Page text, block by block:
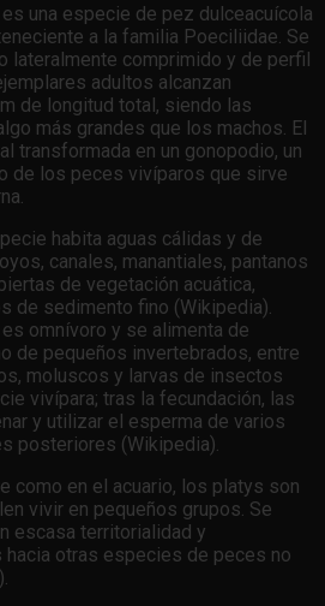
es una especie de pez dulceacuícola
a la familia Poeciliidae. Se
lateralmente comprimido y de perfil
adultos alcanzan
de longitud total, siendo las
más grandes que los machos. El
transformada en un gonopodio, un
de los peces vivíparos que sirve
habita aguas cálidas y de
canales, manantiales, pantanos
de vegetación acuática,
de sedimento fino (Wikipedia).
es omnívoro y se alimenta de
de pequeños invertebrados, entre
moluscos y larvas de insectos
vivípara; tras la fecundación, las
y utilizar el esperma de varios
posteriores (Wikipedia).
como en el acuario, los platys son
vivir en pequeños grupos. Se
escasa territorialidad y
otras especies de peces no